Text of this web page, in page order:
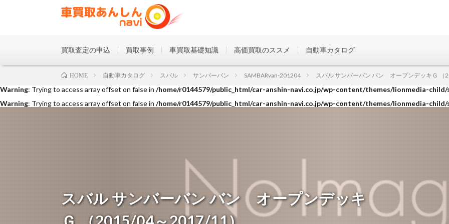
: Trying to access array offset on false in /home/r0144579/public_html/car-anshin-navi.co.jp/wp-content/themes/lionmedia-
Warning: Trying to access array offset on false in /home/r0144579/public_html/car-anshin-navi.co.jp/wp-content/themes/lionmedia-
Warning: Trying to access array offset on false in /home/r0144579/public_html/car-anshin-navi.co.jp/wp-content/themes/lionmedia-
買取査定の申込 買取事例 車買取基礎知識 高価買取のススメ 自動車カタログ
スバル サンバーバン バン オープンデッキ
HOME 自動車カタログ スバル サンバーバン SAMBARvan-201204 スバル サンバーバン バン オープンデッキＧ （